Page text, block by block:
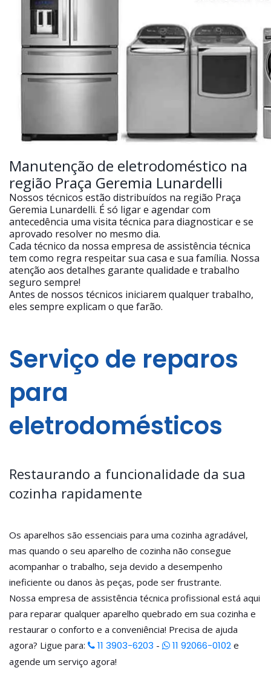
Manutenção de eletrodoméstico na
região Praça Geremia Lunardelli
Nossos técnicos estão distribuídos na região Praça
Geremia Lunardelli. É só ligar e agendar com
antecedência uma visita técnica para diagnosticar e se
aprovado resolver no mesmo dia.
Cada técnico da nossa empresa de assistência técnica
tem como regra respeitar sua casa e sua família. Nossa
atenção aos detalhes garante qualidade e trabalho
seguro sempre!
Antes de nossos técnicos iniciarem qualquer trabalho,
eles sempre explicam o que farão.
Serviço de reparos
para
eletrodomésticos
Restaurando a funcionalidade da sua
cozinha rapidamente
Os aparelhos são essenciais para uma cozinha agradável,
mas quando o seu aparelho de cozinha não consegue
acompanhar o trabalho, seja devido a desempenho
ineficiente ou danos às peças, pode ser frustrante.
Nossa empresa de assistência técnica profissional está aqui
para reparar qualquer aparelho quebrado em sua cozinha e
restaurar o conforto e a conveniência! Precisa de ajuda
agora? Ligue para:
11 3903-6203 - 11 92066-0102 e
agende um serviço agora!